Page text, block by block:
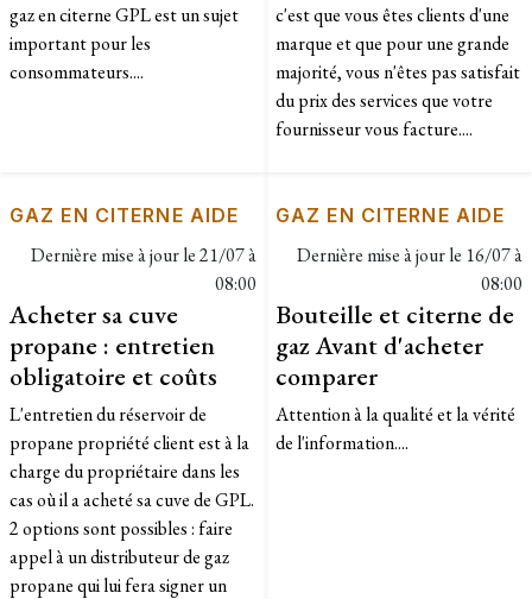
gaz en citerne GPL est un sujet
important pour les
consommateurs....
c'est que vous êtes clients d'une
marque et que pour une grande
majorité, vous n'êtes pas satisfait
du prix des services que votre
fournisseur vous facture....
GAZ EN CITERNE AIDE
Dernière mise à jour le21/07 à
08:00
Acheter sa cuve
propane : entretien
obligatoire et coûts
L'entretien du réservoir de
propane propriété client est à la
charge du propriétaire dans les
cas où il a acheté sa cuve de GPL.
2 options sont possibles : faire
appel à un distributeur de gaz
propane qui lui fera signer un
GAZ EN CITERNE AIDE
Dernière mise à jour le 16/07 à
08:00
Bouteille et citerne de
gaz Avant d'acheter
comparer
Attention à la qualité et la vérité
de l'information....